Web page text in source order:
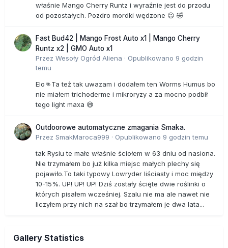
właśnie Mango Cherry Runtz i wyraźnie jest do przodu
od pozostałych. Pozdro mordki wędzone 😉 🤣
Fast Bud42 | Mango Frost Auto x1 | Mango Cherry
Runtz x2 | GMO Auto x1
Przez Wesoły Ogród Aliena · Opublikowano 9 godzin
temu
Elo👊Ta też tak uwazam i dodałem ten Worms Humus bo
nie miałem trichoderme i mikroryzy a za mocno podbił
tego light maxa 😅
Outdoorowe automatyczne zmagania Smaka.
Przez SmakMaroca999 · Opublikowano 9 godzin temu
tak Rysiu te małe właśnie ściołem w 63 dniu od nasiona.
Nie trzymałem bo już kilka miejsc małych plechy się
pojawiło.To taki typowy Lowryder liściasty i moc między
10-15%. UP! UP! UP! Dziś zostały ścięte dwie roślinki o
których pisałem wcześniej. Szalu nie ma ale nawet nie
liczyłem przy nich na szał bo trzymałem je dwa lata...
Gallery Statistics